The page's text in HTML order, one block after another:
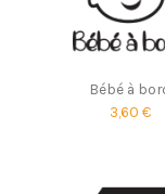
Bébé à
3,60 €